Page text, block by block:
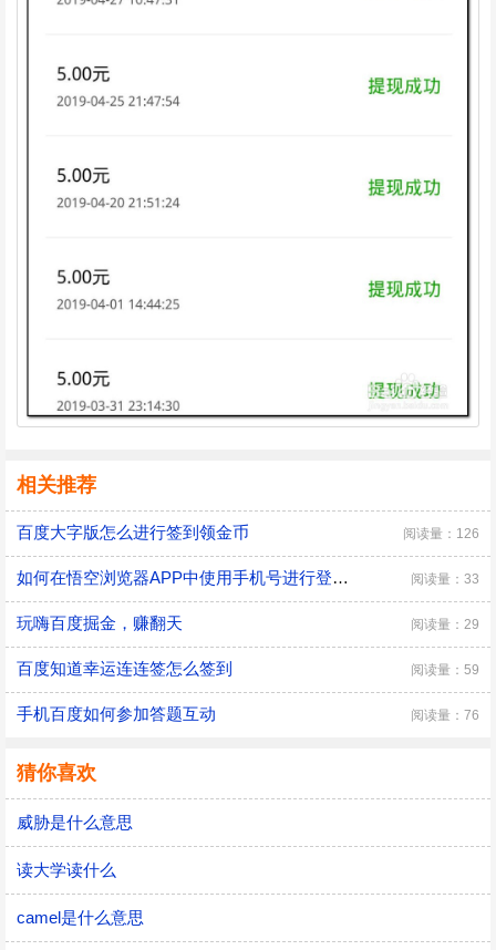
相关推荐
百度大字版怎么进行签到领金币 阅读量：126
如何在悟空浏览器APP中使用手机号进行登录使用 阅读量：33
玩嗨百度掘金，赚翻天 阅读量：29
百度知道幸运连连签怎么签到 阅读量：59
手机百度如何参加答题互动 阅读量：76
猜你喜欢
威胁是什么意思
读大学读什么
camel是什么意思